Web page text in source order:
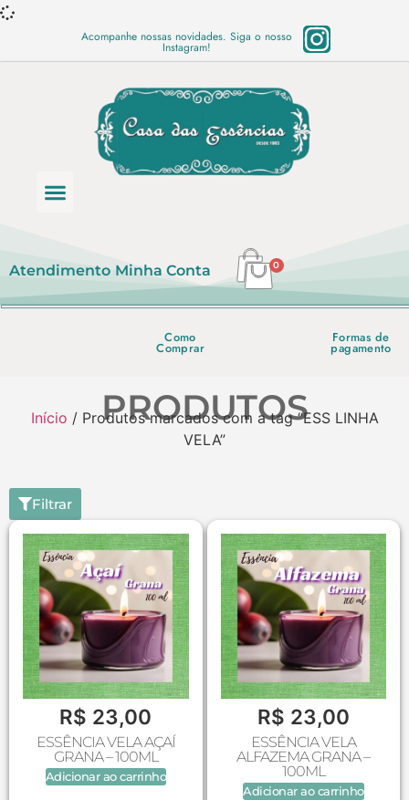
Acompanhe nossas novidades. Siga o nosso
Instagram!
Atendimento Minha Conta 0
Como
Comprar
Formas de
pagamento
PRODUTOS
Início / Produtos marcados com a tag “ESS LINHA
VELA”
Filtrar
R$ 23,00
ESSÊNCIA VELA AÇAÍ
GRANA – 100ML
Adicionar ao carrinho
R$ 23,00
ESSÊNCIA VELA
ALFAZEMA GRANA –
100ML
Adicionar ao carrinho